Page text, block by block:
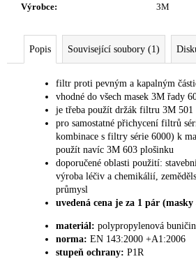
Výrobce: 3M
Popis Související soubory (1)
filtr proti pevným a kapalným
vhodné do všech masek 3M řady
je třeba použít držák filtru 3M 501
pro samostatné přichycení filtrů
kombinace s filtry série 6000) k
použít navíc 3M 603 plošinku
doporučené oblasti použití:
výroba léčiv a chemikálií,
průmysl
uvedená cena je za 1 pár
materiál: polypropylenová
norma: EN 143:2000 +A1:2006
stupeň ochrany: P1R
m